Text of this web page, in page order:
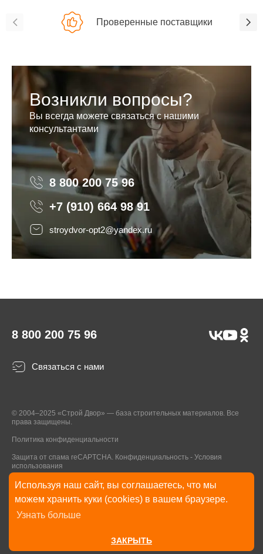
Используя наш сайт, вы соглашаетесь, что мы
можем хранить куки (cookies) в вашем браузере.
Узнать больше
ЗАКРЫТЬ
Проверенные поставщики
Возникли вопросы?
Вы всегда можете связаться с нашими
консультантами
8 800 200 75 96 8 800 200 75 96
+7 (910) 664 98 91
stroydvor-opt2@yandex.ru
8 800 200 75 96
Связаться с нами
© 2004–2025 «Строй Двор» — база строительных материалов. Все
права защищены.
Политика конфиденциальности
Защита от спама reCAPTCHA. Конфиденциальность - Условия
использования
* Указанные на Сайте цены, комплектации, описания и технические
характеристики могут быть изменены в любое время без уведомления
пользователей Сайта. Внешний вид товаров и упаковки может